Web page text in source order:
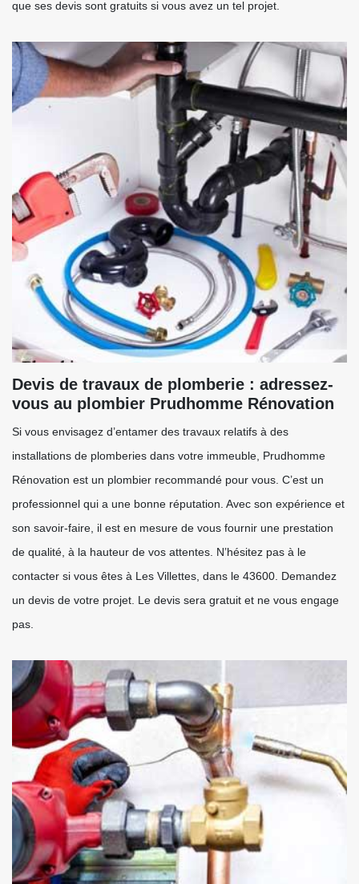
que ses devis sont gratuits si vous avez un tel projet.
Devis de travaux de plomberie : adressez-
vous au plombier Prudhomme Rénovation
Si vous envisagez d’entamer des travaux relatifs à des
installations de plomberies dans votre immeuble, Prudhomme
Rénovation est un plombier recommandé pour vous. C’est un
professionnel qui a une bonne réputation. Avec son expérience et
son savoir-faire, il est en mesure de vous fournir une prestation
de qualité, à la hauteur de vos attentes. N’hésitez pas à le
contacter si vous êtes à Les Villettes, dans le 43600. Demandez
un devis de votre projet. Le devis sera gratuit et ne vous engage
pas.